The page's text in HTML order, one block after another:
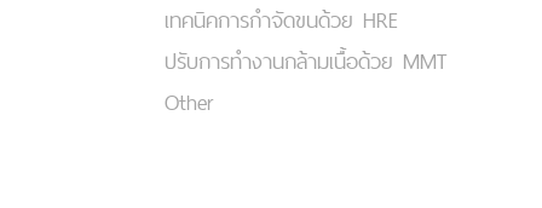
เทคนิคการกำจัดขนด้วย HRE
ปรับการทำงานกล้ามเนื้อด้วย MMT
Other